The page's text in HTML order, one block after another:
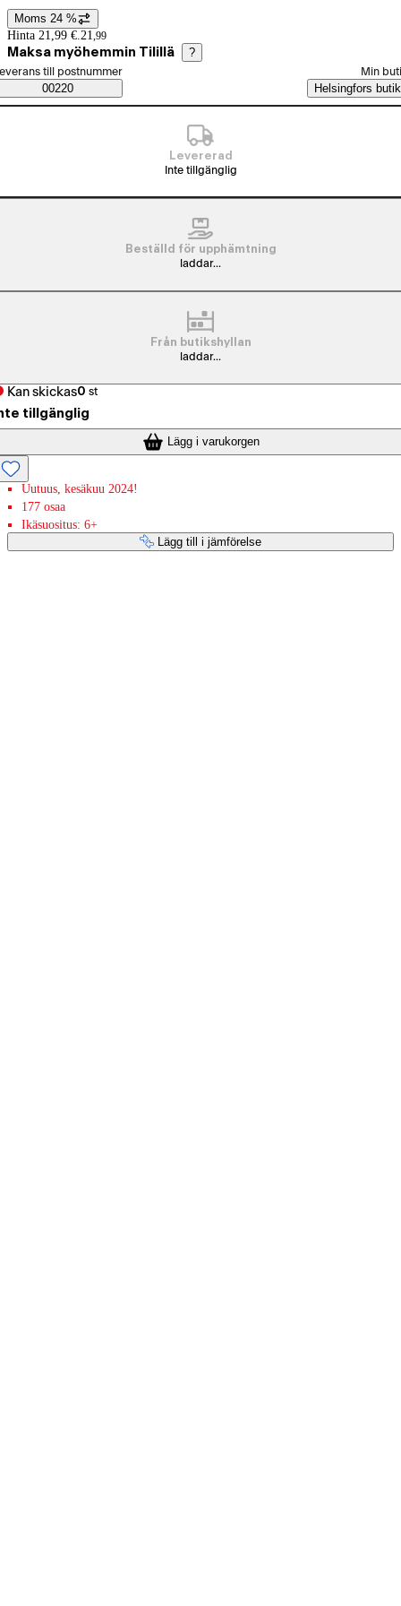
Prisinformation
Moms 24 %
Hinta 21,99 €. 21 ,99
Maksa myöhemmin Tilillä ?
Saatavuustiedot
beställningssätt
till postnummer
00220
Min
Helsingfors butik
Levererad
Inte tillgänglig
Beställd för upphämtning
laddar...
Från butikshyllan
laddar...
Kan skickas0 st
tillgänglig
Lägg i varukorgen
Uutuus, kesäkuu 2024!
177 osaa
Ikäsuositus: 6+
Lägg till i jämförelse